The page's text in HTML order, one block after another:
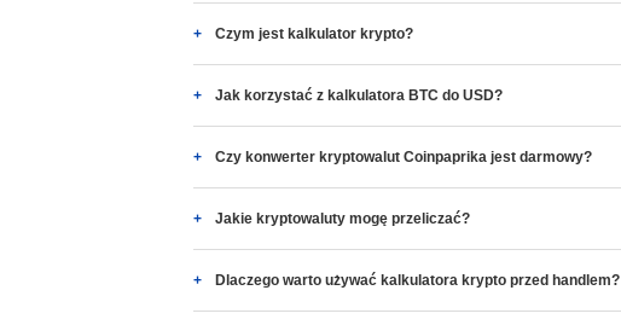
Czym jest kalkulator krypto?
Jak korzystać z kalkulatora BTC do USD?
Czy konwerter kryptowalut Coinpaprika jest darmowy?
Jakie kryptowaluty mogę przeliczać?
Dlaczego warto używać kalkulatora krypto przed handlem?